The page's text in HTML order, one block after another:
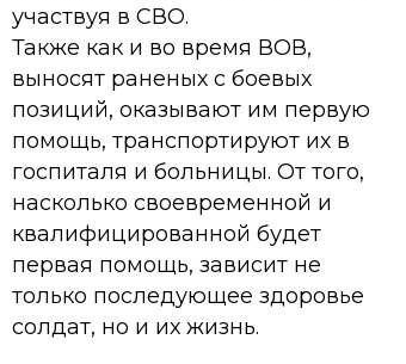
участвуя в СВО.
Также как и во время ВОВ,
выносят раненых с боевых
позиций, оказывают им первую
помощь, транспортируют их в
госпиталя и больницы. От того,
насколько своевременной и
квалифицированной будет
первая помощь, зависит не
только последующее здоровье
солдат, но и их жизнь.